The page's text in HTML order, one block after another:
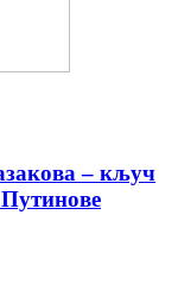
– кључ